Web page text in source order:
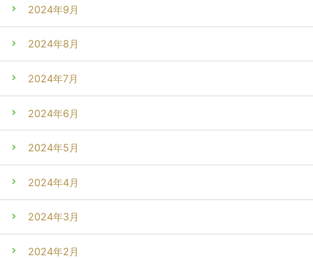
2024年9月
2024年8月
2024年7月
2024年6月
2024年5月
2024年4月
2024年3月
2024年2月